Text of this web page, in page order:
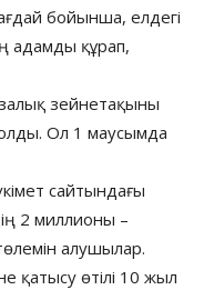
бойынша, елдегі
адамды құрап,
зейнетақыны
Ол 1 маусымда
сайтындағы
2 миллионы –
алушылар.
қатысу өтілі 10 жыл